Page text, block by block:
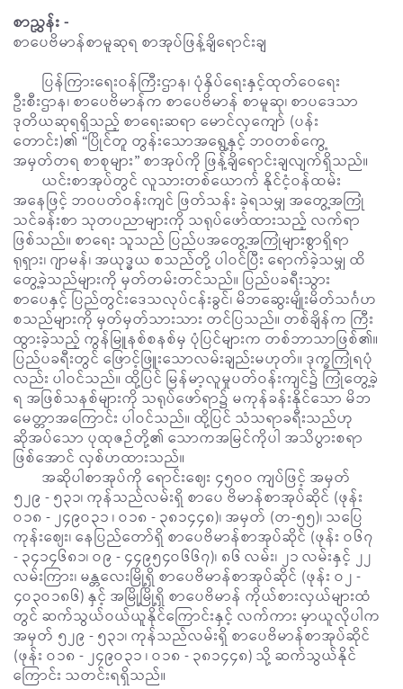
စာညွှန်း -
စာပေဗိမာန်စာမူဆုရ စာအုပ်ဖြန့်ချိရောင်းချ
ပြန်ကြားရေးဝန်ကြီးဌာန၊ ပုံနှိပ်ရေးနှင့်ထုတ်ဝေရေး
ဦးစီးဌာန၊ စာပေဗိမာန်က စာပေဗိမာန် စာမူဆု၊ စာပဒေသာ
ဒုတိယဆုရရှိသည့် စာရေးဆရာ မောင်လှကျော် (ပန်း
တောင်း)၏ “ပြိုင်တူ တွန်းသောအရွေ့နှင့် ဘဝတစ်ကွေ့
အမှတ်တရ စာစုများ” စာအုပ်ကို ဖြန့်ချိရောင်းချလျက်ရှိသည်။
ယင်းစာအုပ်တွင် လူသားတစ်ယောက် နိုင်ငံ့ဝန်ထမ်း
အနေဖြင့် ဘဝပတ်ဝန်းကျင် ဖြတ်သန်း ခဲ့ရသမျှ အတွေ့အကြုံ
သင်ခန်းစာ သုတပညာများကို သရုပ်ဖော်ထားသည့် လက်ရာ
ဖြစ်သည်။ စာရေး သူသည် ပြည်ပအတွေ့အကြုံများစွာရှိရာ
ရုရှား၊ ဂျာမန်၊ အယုဒ္ဓယ စသည်တို့ ပါဝင်ပြီး ရောက်ခဲ့သမျှ ထိ
တွေ့ခဲ့သည်များကို မှတ်တမ်းတင်သည်။ ပြည်ပခရီးသွား
စာပေနှင့် ပြည်တွင်းဒေသလုပ်ငန်းခွင်၊ မိဘဆွေးမျိုးမိတ်သင်္ဂဟ
စသည်များကို မှတ်မှတ်သားသား တင်ပြသည်။ တစ်ချိန်က ကြီး
ထွားခဲ့သည့် ကွန်မြူနစ်စနစ်မှ ပုံပြင်များက တစ်ဘာသာဖြစ်၏။
ပြည်ပခရီးတွင် ဖြောင့်ဖြူးသောလမ်းချည်းမဟုတ်။ ဒုက္ခကြုံရပုံ
လည်း ပါဝင်သည်။ ထို့ပြင် မြန်မာ့လူမှုပတ်ဝန်းကျင်၌ ကြုံတွေ့ခဲ့
ရ အဖြစ်သနစ်များကို သရုပ်ဖော်ရာ၌ မကုန်ခန်းနိုင်သော မိဘ
မေတ္တာအကြောင်း ပါဝင်သည်။ ထို့ပြင် သံသရာခရီးသည်ဟု
ဆိုအပ်သော ပုထုဇဉ်တို့၏ သောကအမြင်ကိုပါ အသိပွားစရာ
ဖြစ်အောင် လှစ်ဟထားသည်။
အဆိုပါစာအုပ်ကို ရောင်းဈေး ၄၅ဝဝ ကျပ်ဖြင့် အမှတ်
၅၂၉ - ၅၃၁၊ ကုန်သည်လမ်းရှိ စာပေ ဗိမာန်စာအုပ်ဆိုင် (ဖုန်း
ဝ၁၈ - ၂၄၉ဝ၃၁ ၊ ဝ၁၈ - ၃၈၁၄၄၈)၊ အမှတ် (တ-၅၅)၊ သပြေ
ကုန်းဈေး၊ နေပြည်တော်ရှိ စာပေဗိမာန်စာအုပ်ဆိုင် (ဖုန်း ဝ၆၇
- ၃၄၁၄၆၈၁၊ ဝ၉ - ၄၄၉၅၄ဝ၆၆၇)၊ ၈၆ လမ်း၊ ၂၁ လမ်းနှင့် ၂၂
လမ်းကြား၊ မန္တလေးမြို့ရှိ စာပေဗိမာန်စာအုပ်ဆိုင် (ဖုန်း ဝ၂ -
၄ဝ၃ဝ၁၈၆) နှင့် အမြို့မြို့ရှိ စာပေဗိမာန် ကိုယ်စားလှယ်များထံ
တွင် ဆက်သွယ်ဝယ်ယူနိုင်ကြောင်းနှင့် လက်ကား မှာယူလိုပါက
အမှတ် ၅၂၉ - ၅၃၁၊ ကုန်သည်လမ်းရှိ စာပေဗိမာန်စာအုပ်ဆိုင်
(ဖုန်း ဝ၁၈ - ၂၄၉ဝ၃၁ ၊ ဝ၁၈ - ၃၈၁၄၄၈) သို့ ဆက်သွယ်နိုင်
ကြောင်း သတင်းရရှိသည်။